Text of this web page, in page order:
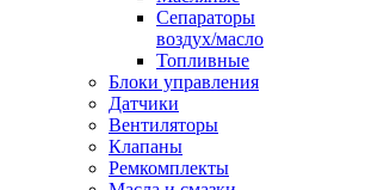
Сепараторы
воздух/масло
Топливные
Блоки управления
Датчики
Вентиляторы
Клапаны
Ремкомплекты